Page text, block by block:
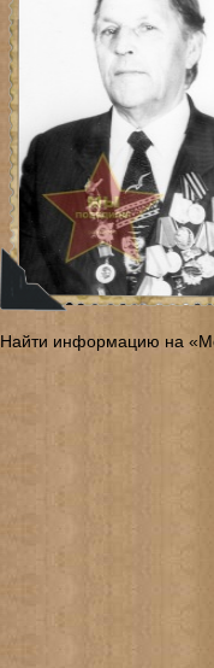
Найти информацию на